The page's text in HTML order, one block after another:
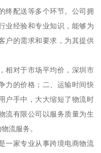
终配送等多个环节。公司拥
业经验和专业知识，能够为
户的需求和要求，为其提供
相对于市场平均价，深圳市
力的价格；二、运输时间快
户手中，大大缩短了物流时
流有限公司以服务质量为生
流服务。
一家专业从事跨境电商物流